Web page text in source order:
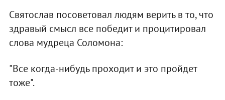
Святослав посоветовал людям верить в то, что
здравый смысл все победит и процитировал
слова мудреца Соломона:
"Все когда-нибудь проходит и это пройдет
тоже".